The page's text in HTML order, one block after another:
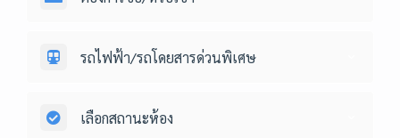
รถไฟฟ้า/รถโดยสารด่วนพิเศษ
เลือกสถานะห้อง